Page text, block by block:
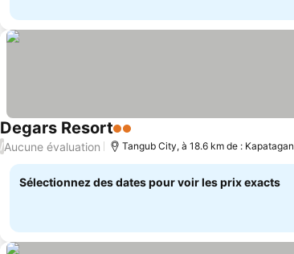
Degars Resort2 Étoiles
/Aucune évaluation Tangub City, à 18.6 km de : Kapatagan
Sélectionnez des dates pour voir les prix exacts